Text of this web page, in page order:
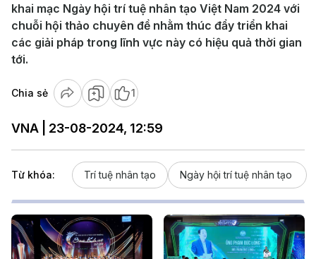
khai mạc Ngày hội trí tuệ nhân tạo Việt Nam 2024 với
chuỗi hội thảo chuyên đề nhằm thúc đẩy triển khai
các giải pháp trong lĩnh vực này có hiệu quả thời gian
tới.
Chia sẻ 1
VNA | 23-08-2024, 12:59
Từ khóa: Trí tuệ nhân tạo Ngày hội trí tuệ nhân tạo